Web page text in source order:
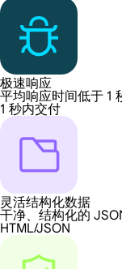
极速响应
平均响应时间低于 1
1 秒内交付
灵活结构化数据
干净、结构化的
HTML/JSON